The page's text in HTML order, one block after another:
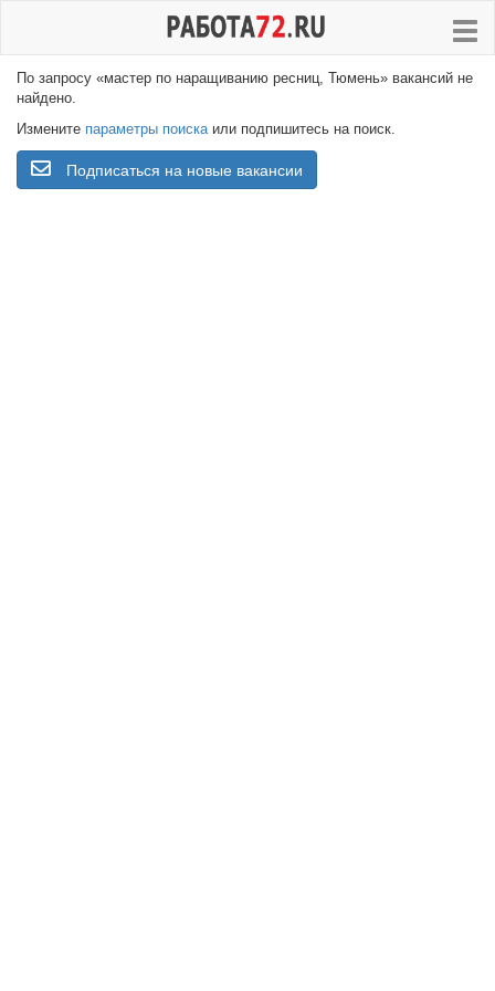
По запросу «мастер по наращиванию ресниц, Тюмень» вакансий не
найдено.
Измените параметры поискаили подпишитесь на поиск.
Подписаться на новые вакансии